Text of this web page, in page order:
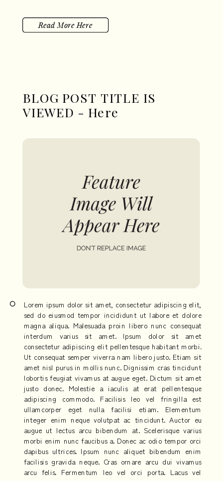
adipiscing vitae proin sagittis nisl.
Read More Here
BLOG POST TITLE IS
VIEWED - Here
Lorem ipsum dolor sit amet, consectetur adipiscing elit,
sed do eiusmod tempor incididunt ut labore et dolore
magna aliqua. Malesuada proin libero nunc consequat
interdum varius sit amet. Ipsum dolor sit amet
consectetur adipiscing elit pellentesque habitant morbi.
Ut consequat semper viverra nam libero justo. Etiam sit
amet nisl purus in mollis nunc. Dignissim cras tincidunt
lobortis feugiat vivamus at augue eget. Dictum sit amet
justo donec. Molestie a iaculis at erat pellentesque
adipiscing commodo. Facilisis leo vel fringilla est
ullamcorper eget nulla facilisi etiam. Elementum
integer enim neque volutpat ac tincidunt. Auctor eu
augue ut lectus arcu bibendum at. Scelerisque varius
morbi enim nunc faucibus a. Donec ac odio tempor orci
dapibus ultrices. Ipsum nunc aliquet bibendum enim
facilisis gravida neque. Cras ornare arcu dui vivamus
arcu felis. Fermentum leo vel orci porta. Lacus vel